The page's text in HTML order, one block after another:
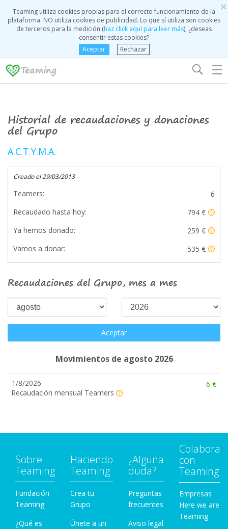
×
Teaming utiliza cookies propias para el correcto funcionamiento de la
plataforma. NO utiliza cookies de publicidad. Lo que sí utiliza son cookies
de terceros para la medición (haz click aquí para leer más), ¿deseas
consentir estas cookies?
Aceptar
Rechazar
☰
Historial de recaudaciones y donaciones
del Grupo
A.C.T.Y.M.A.
Creado el 29/03/2013
Teamers:
6
Recaudado hasta hoy:
794 €
Ya hemos donado:
259 €
Vamos a donar:
535 €
Recaudaciones del Grupo, mes a mes
Aceptar
Movimientos de agosto 2026
1/8/2026
Recaudación mensual Teamers
6 €
Sobre
Teaming
Fundación
Teaming
¿Qué es
Haciendo
Teaming
Crea tu
Grupo
Únete a un
¿Alguna
duda?
Preguntas
frecuentes
Aviso legal
Colabora
con
Teaming
Empresas
Here we are
Teaming